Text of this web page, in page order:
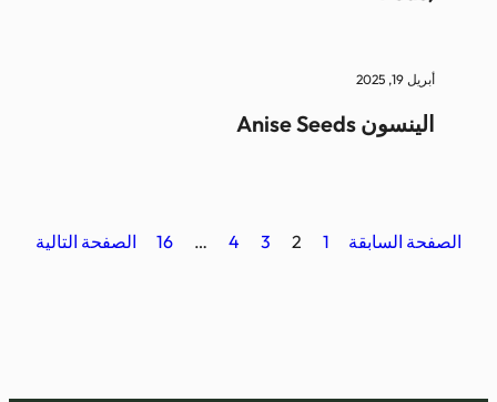
أبريل 19, 2025
الينسون Anise Seeds
الصفحة السابقة 1
2
3
4
…
16 الصفحة التالية